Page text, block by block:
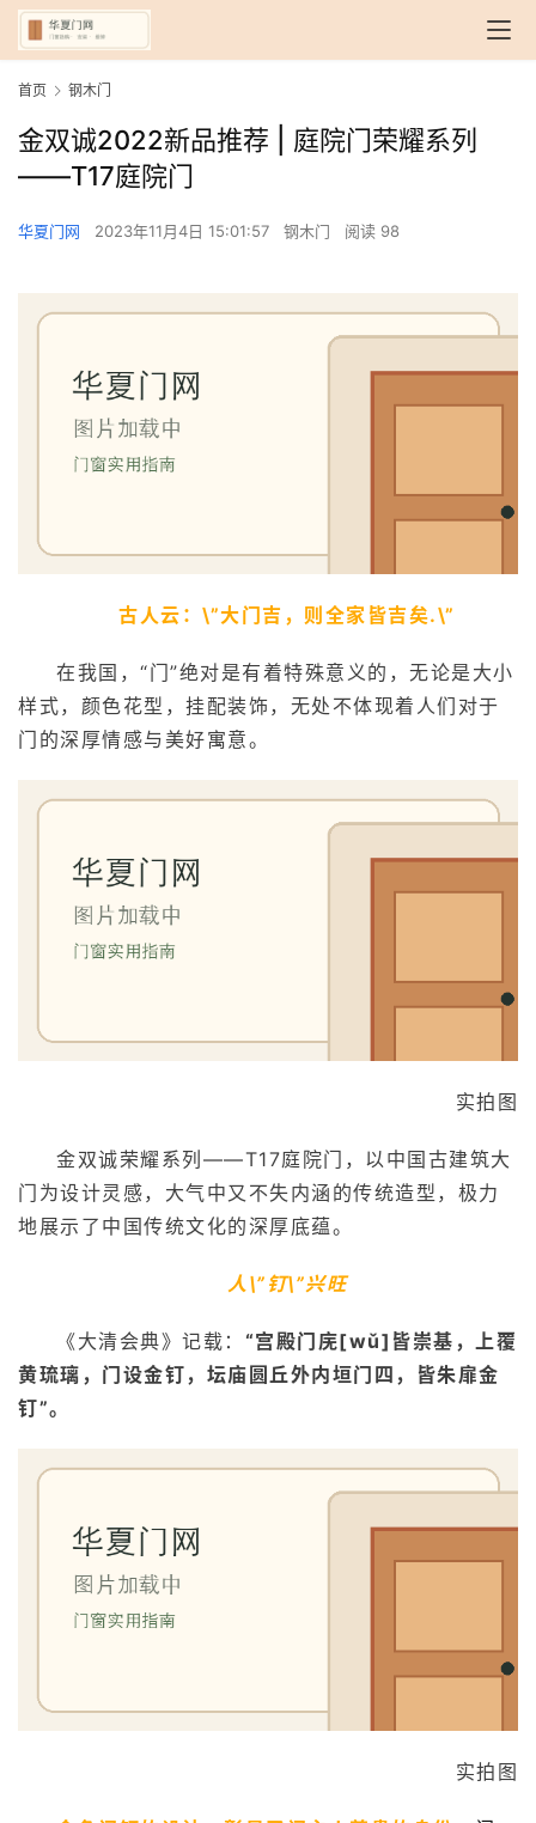
首页 钢木门
金双诚2022新品推荐 | 庭院门荣耀系列
——T17庭院门
华夏门网 2023年11月4日 15:01:57 钢木门 阅读 98
古人云：\”大门吉，则全家皆吉矣.\”
在我国，“门”绝对是有着特殊意义的，无论是大小
样式，颜色花型，挂配装饰，无处不体现着人们对于
门的深厚情感与美好寓意。
实拍图
金双诚荣耀系列——T17庭院门，以中国古建筑大
门为设计灵感，大气中又不失内涵的传统造型，极力
地展示了中国传统文化的深厚底蕴。
人\”钉\”兴旺
《大清会典》记载： “宫殿门庑[wǔ]皆崇基，上覆
黄琉璃，门设金钉，坛庙圆丘外内垣门四，皆朱扉金
钉”。
实拍图